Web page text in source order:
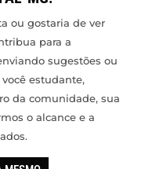
ou gostaria de ver
para a
sugestões ou
estudante,
da comunidade, sua
o alcance e a